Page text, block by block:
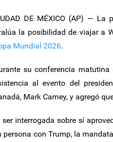
DE MÉXICO (AP) — La
la posibilidad de viajar a
Mundial 2026.
su conferencia
al evento del
Mark Carney, y agregó
ser interrogada sobre sí
persona con Trump, la